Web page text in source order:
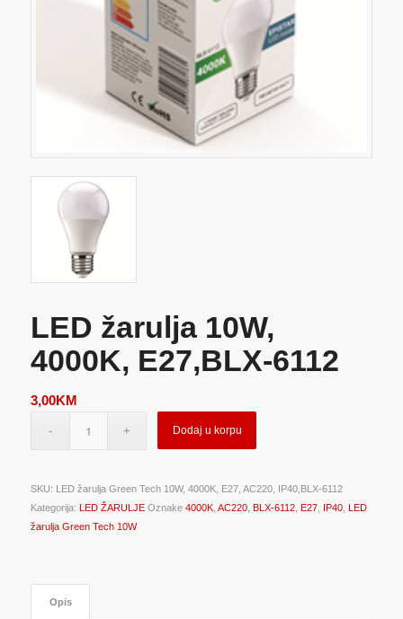
LED žarulja 10W,
4000K, E27,BLX-6112
3,00KM
Dodaj u korpu
SKU: LED žarulja Green Tech 10W, 4000K, E27, AC220, IP40,BLX-6112
Kategorija: LED ŽARULJE Oznake 4000K, AC220, BLX-6112, E27, IP40, LED
žarulja Green Tech 10W
Opis